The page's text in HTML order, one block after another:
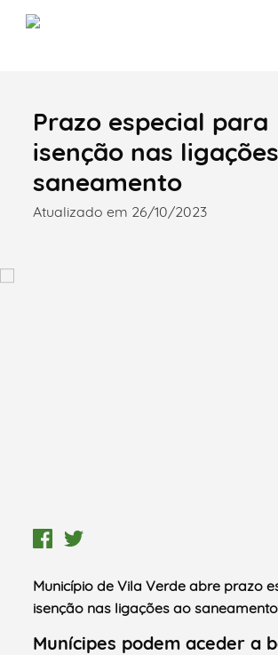
Termo de Pesquisa
Prazo especial para
isenção nas
saneamento
Atualizado em 26/10/2023
Município de Vila Verde abre prazo
isenção nas ligações ao saneamento
Munícipes podem aceder a